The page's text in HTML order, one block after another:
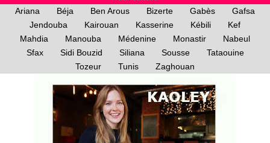
Ariana
Béja Ben Arous Bizerte Gabès
Gafsa
Jendouba
Kairouan Kasserine Kébili
Kef
Mahdia
Manouba Médenine Monastir
Nabeul
Sfax
Sidi Bouzid Siliana Sousse
Tataouine
Tozeur
Tunis Zaghouan